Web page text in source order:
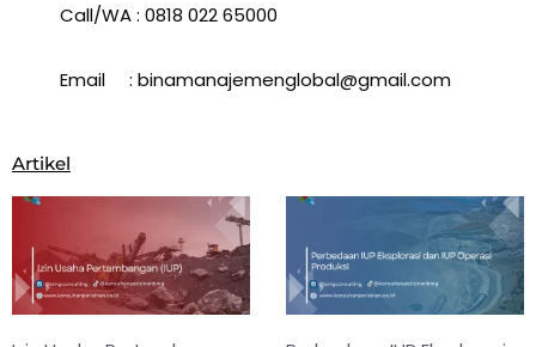
Call/WA : 0818 022 65000
Email : binamanajemenglobal@gmail.com
Artikel